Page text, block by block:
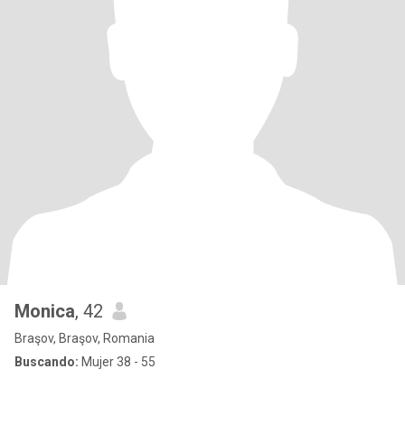
Monica, 42
Braşov, Braşov, Romania
Buscando: Mujer 38 - 55